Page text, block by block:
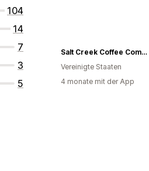
104
14
7
3
5
Salt Creek Coffee Company
Vereinigte Staaten
4 monate mit der App